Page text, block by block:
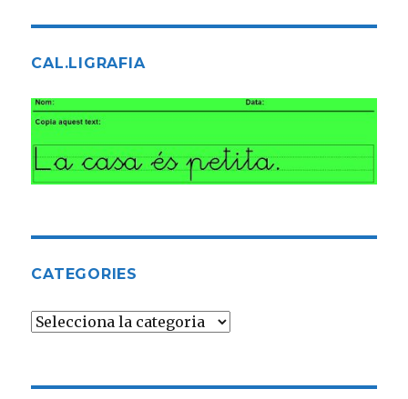
CAL.LIGRAFIA
CATEGORIES
Categories